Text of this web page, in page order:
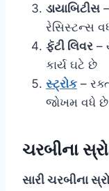
ડાયાબિટીસ
રેસિસ્ટન્સ
ફૅટી લિવર –
કાર્ય ઘટે છે
સ્ટ્રોક –
જોખમ વધે છે
ચરબીના
સારી ચરબીના